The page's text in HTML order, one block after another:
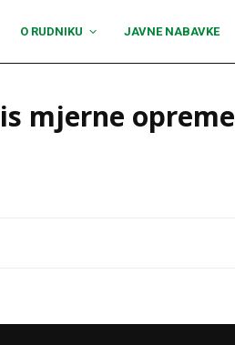
O RUDNIKU JAVNE NABAVKE
mjerne opreme